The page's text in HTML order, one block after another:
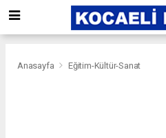
Anasayfa Eğitim-Kültür-Sanat